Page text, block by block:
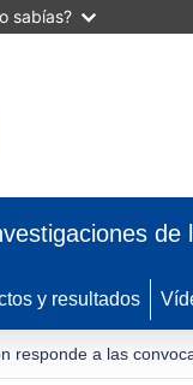
sabías?
de
y resultados
responde a las